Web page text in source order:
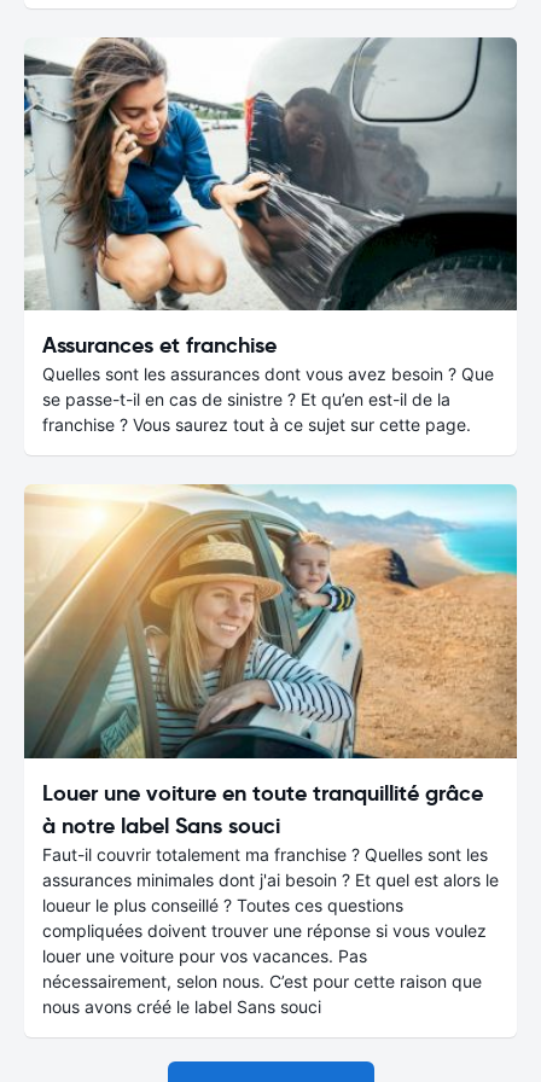
Assurances et franchise
Quelles sont les assurances dont vous avez besoin ? Que
se passe-t-il en cas de sinistre ? Et qu’en est-il de la
franchise ? Vous saurez tout à ce sujet sur cette page.
Louer une voiture en toute tranquillité grâce
à notre label Sans souci
Faut-il couvrir totalement ma franchise ? Quelles sont les
assurances minimales dont j'ai besoin ? Et quel est alors le
loueur le plus conseillé ? Toutes ces questions
compliquées doivent trouver une réponse si vous voulez
louer une voiture pour vos vacances. Pas
nécessairement, selon nous. C’est pour cette raison que
nous avons créé le label Sans souci